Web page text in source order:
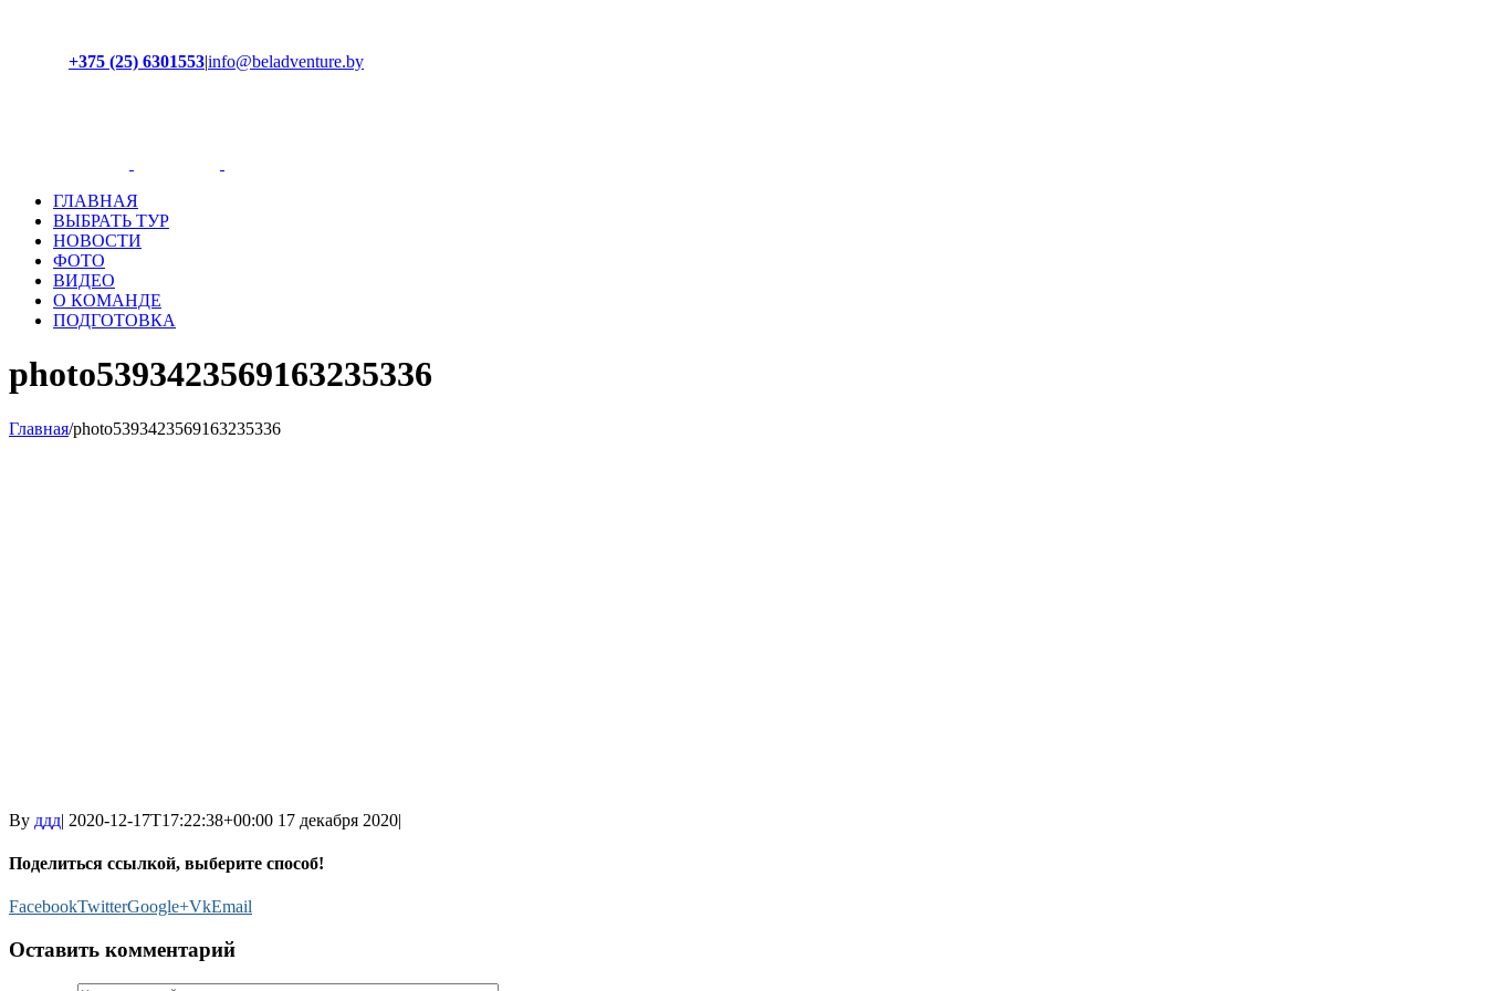
+375 (25) 6301553|info@beladventure.by
ГЛАВНАЯ
ВЫБРАТЬ ТУР
НОВОСТИ
ФОТО
ВИДЕО
О КОМАНДЕ
ПОДГОТОВКА
photo5393423569163235336
Главная/photo5393423569163235336
By ддд| 2020-12-17T17:22:38+00:00 17 декабря 2020|
Поделиться ссылкой, выберите способ!
FacebookTwitterGoogle+VkEmail
Оставить комментарий